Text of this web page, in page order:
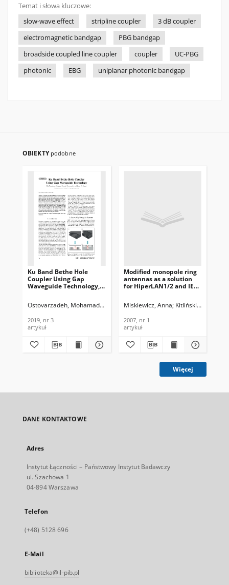
Temat i słowa kluczowe:
slow-wave effect
stripline coupler
3 dB coupler
electromagnetic bandgap
PBG bandgap
broadside coupled line coupler
coupler
UC-PBG
photonic
EBG uniplanar photonic bandgap
OBIEKTY podobne
Ku Band Bethe Hole
Coupler Using Gap
Waveguide Technology,
Information Technology,
Ostovarzadeh, Mohamad Hossein Razavi, Seyed Ali Nematpour, Efat
2019, nr 3
artykuł
Modified monopole ring
antennas as a solution
for HiperLAN1/2 and IEEE
Telecommunications and
2007, nr 1
Miskiewicz, Anna Kitliński, Marek
2007, nr 1
artykuł
Więcej
DANE KONTAKTOWE
Adres
Instytut Łączności – Państwowy Instytut Badawczy
ul. Szachowa 1
04-894 Warszawa
Telefon
(+48) 5128 696
E-Mail
biblioteka@il-pib.pl